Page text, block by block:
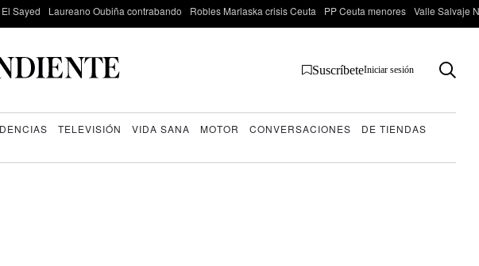
Sayed Laureano Oubiña contrabando Robles Marlaska crisis Ceuta PP Ceuta menores Valle Salvaje
SuscríbeteIniciar sesión
TELEVISIÓN VIDA SANA MOTOR CONVERSACIONES
DE TIENDAS